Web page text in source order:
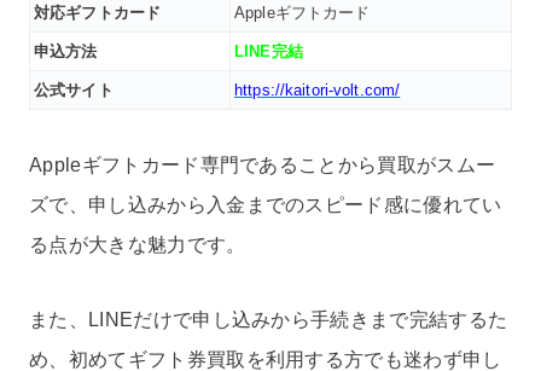
対応ギフトカード Appleギフトカード
申込方法 LINE完結
公式サイト https://kaitori-volt.com/
Appleギフトカード専門であることから買取がスムー
ズで、申し込みから入金までのスピード感に優れてい
る点が大きな魅力です。
また、LINEだけで申し込みから手続きまで完結するた
め、初めてギフト券買取を利用する方でも迷わず申し